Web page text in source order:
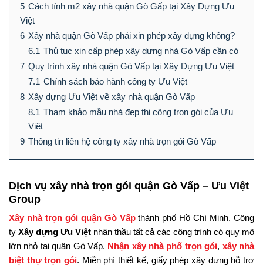
5 Cách tính m2 xây nhà quận Gò Gấp tại Xây Dựng Ưu
Việt
6 Xây nhà quận Gò Vấp phải xin phép xây dựng không?
6.1 Thủ tục xin cấp phép xây dựng nhà Gò Vấp cần có
7 Quy trình xây nhà quận Gò Vấp tại Xây Dựng Ưu Việt
7.1 Chính sách bảo hành công ty Ưu Việt
8 Xây dựng Ưu Việt về xây nhà quận Gò Vấp
8.1 Tham khảo mẫu nhà đẹp thi công trọn gói của Ưu
Việt
9 Thông tin liên hệ công ty xây nhà trọn gói Gò Vấp
Dịch vụ xây nhà trọn gói quận Gò Vấp – Ưu Việt
Group
Xây nhà trọn gói quận Gò Vấpthành phố Hồ Chí Minh. Công
ty Xây dựng Ưu Việt nhận thầu tất cả các công trình có quy mô
lớn nhỏ tại quận Gò Vấp. Nhận xây nhà phố trọn gói, xây nhà
biệt thự trọn gói. Miễn phí thiết kế, giấy phép xây dựng hỗ trợ